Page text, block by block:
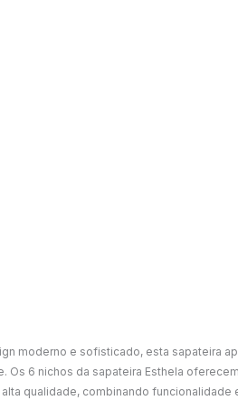
moderno e sofisticado, esta sapateira
6 nichos da sapateira Esthela
qualidade, combinando